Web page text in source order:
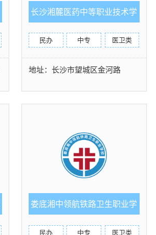
长沙湘麓医药中等职业技术学
校
民办 中专 医卫类
地址：长沙市望城区金河路
娄底湘中领航铁路卫生职业学
校
民办 中专 医卫类